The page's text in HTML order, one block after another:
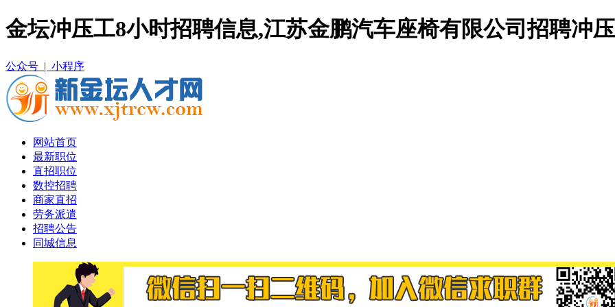
金坛冲压工8小时招聘信息,江苏金鹏汽车座椅有限公司招聘冲
公众号 | 小程序
网站首页
最新职位
直招职位
数控招聘
商家直招
劳务派遣
招聘公告
同城信息